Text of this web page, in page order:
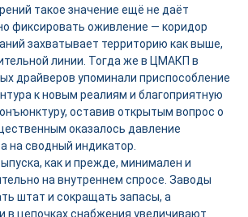
такое значение ещё не даёт
фиксировать оживление — коридор
захватывает территорию как выше,
линии. Тогда же в ЦМАКП в
драйверов упоминали приспособление
к новым реалиям и благоприятную
оставив открытым вопрос о
оказалось давление
на сводный индикатор.
как и прежде, минимален и
на внутреннем спросе. Заводы
штат и сокращать запасы, а
в цепочках снабжения увеличивают